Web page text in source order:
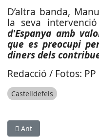
D’altra banda,
la seva
d'Espanya amb
que es preocupi
diners dels
Redacció / Fotos:
Castelldefels
Article anterior: Cervelló
Ant